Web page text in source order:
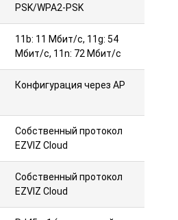
PSK/WPA2-PSK
11b: 11 Мбит/с, 11g: 54
Мбит/с, 11n: 72 Мбит/с
Конфигурация через AP
Собственный протокол
EZVIZ Cloud
Собственный протокол
EZVIZ Cloud